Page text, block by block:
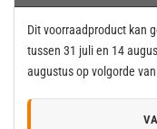
Dit voorraadproduct kan
tussen 31 juli en 14
augustus op volgorde